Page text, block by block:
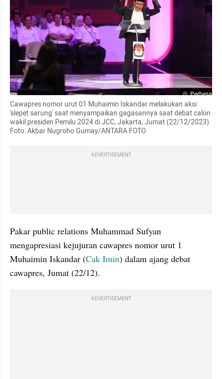
Perbesar
Cawapres nomor urut 01 Muhaimin Iskandar melakukan aksi
'slepet sarung' saat menyampaikan gagasannya saat debat calon
wakil presiden Pemilu 2024 di JCC, Jakarta, Jumat (22/12/2023).
Foto: Akbar Nugroho Gumay/ANTARA FOTO
ADVERTISEMENT
Pakar public relations Muhammad Sufyan
mengapresiasi kejujuran cawapres nomor urut 1
Muhaimin Iskandar (Cak Imin) dalam ajang debat
cawapres, Jumat (22/12).
ADVERTISEMENT